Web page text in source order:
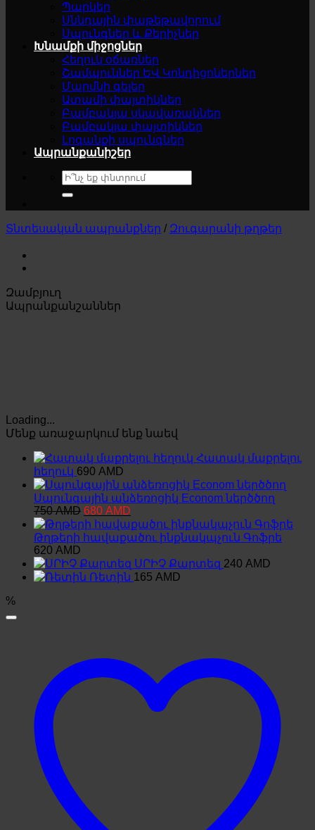
Պարկեր
Սննդային փաթեթավորում
Սպունգներ և Քերիչներ
Խնամքի միջոցներ
Հեղուկ օճառներ
Շամպուններ ԵՎ Կոնդիցոներներ
Մարմնի գելեր
Ատամի փայտիկներ
Բամբակյա սկավառակներ
Բամբակյա փայտիկներ
Լոգանքի սպունգներ
Ապրանքանիշեր
Search
for:
Տնտեսական ապրանքներ / Զուգարանի թղթեր
Զամբյուղ
Ապրանքանշաններ
Loading...
Մենք առաջարկում ենք նաեվ
Հատակ մաքրելու
հեղուկ 690 AMD
Սպունգային անձեռոցիկ Econom ներծծող
750AMD Original
price
was:
750 AMD.
680 AMD
price
is:
680 AMD.
Թղթերի հավաքածու ինքնակպչուն Գոֆրե
620 AMD
ՍՐԻՉ Քարտեզ 240 AMD
Ռետին 165 AMD
%